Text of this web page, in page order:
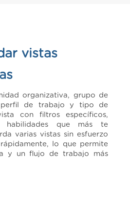
vistas
organizativa, grupo de
perfil de trabajo y tipo de
con filtros específicos,
habilidades que más te
varias vistas sin esfuerzo
lo que permite
y un flujo de trabajo más